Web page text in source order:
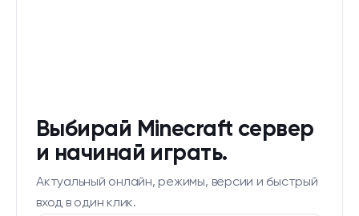
Выбирай Minecraft сервер
и начинай играть.
Актуальный онлайн, режимы, версии и быстрый
вход в один клик.